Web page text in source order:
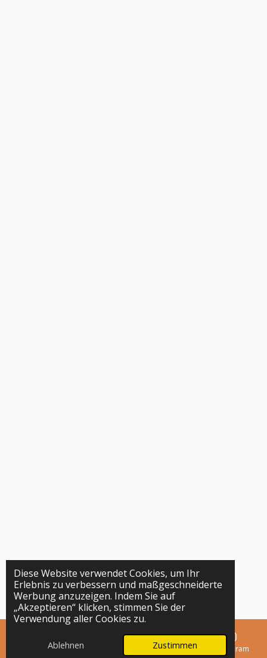
Diese Website verwendet Cookies, um Ihr
Erlebnis zu verbessern und maßgeschneiderte
Werbung anzuzeigen. Indem Sie auf
„Akzeptieren“ klicken, stimmen Sie der
Verwendung aller Cookies zu.
Ablehnen Zustimmen
E-Mail Karte Instagram